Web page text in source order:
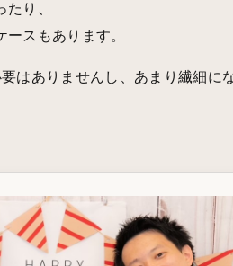
り、
スもあります。
はありませんし、あまり繊細に